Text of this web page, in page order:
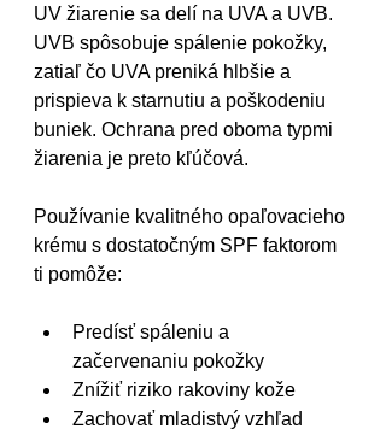
UV žiarenie sa delí na UVA a UVB.
UVB spôsobuje spálenie pokožky,
zatiaľ čo UVA preniká hlbšie a
prispieva k starnutiu a poškodeniu
buniek. Ochrana pred oboma typmi
žiarenia je preto kľúčová.
Používanie kvalitného opaľovacieho
krému s dostatočným SPF faktorom
ti pomôže:
Predísť spáleniu a
začervenaniu pokožky
Znížiť riziko rakoviny kože
Zachovať mladistvý vzhľad